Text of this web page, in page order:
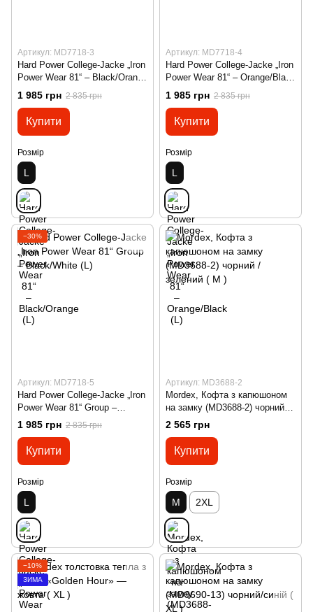
Артикул: MD7718-3
Hard Power College-Jacke „Iron
Power Wear 81“ – Black/Orange
(L)
1 985 грн 2 835 грн
Купити
Розмір
L
Артикул: MD7718-4
Hard Power College-Jacke „Iron
Power Wear 81“ – Orange/Black
(L)
1 985 грн 2 835 грн
Купити
Розмір
L
−30%
Артикул: MD7718-5
Hard Power College-Jacke „Iron
Power Wear 81“ Group –
Black/White (L)
1 985 грн 2 835 грн
Купити
Розмір
L
Артикул: MD3688-2
Mordex, Кофта з капюшоном
на замку (MD3688-2) чорний /
зелений ( M )
2 565 грн
Купити
Розмір
M 2XL
−10%
ЗИМА